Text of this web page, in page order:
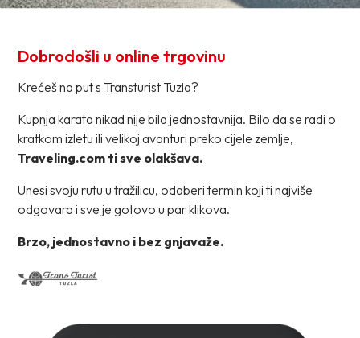
Dobrodošli u online trgovinu
Krećeš na put s Transturist Tuzla?
Kupnja karata nikad nije bila jednostavnija. Bilo da se radi o
kratkom izletu ili velikoj avanturi preko cijele zemlje,
Traveling.com ti sve olakšava.
Unesi svoju rutu u tražilicu, odaberi termin koji ti najviše
odgovara i sve je gotovo u par klikova.
Brzo, jednostavno i bez gnjavaže.